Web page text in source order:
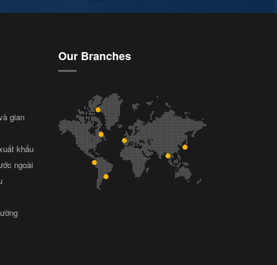
gian
khẩu
ngoài
Our Branches